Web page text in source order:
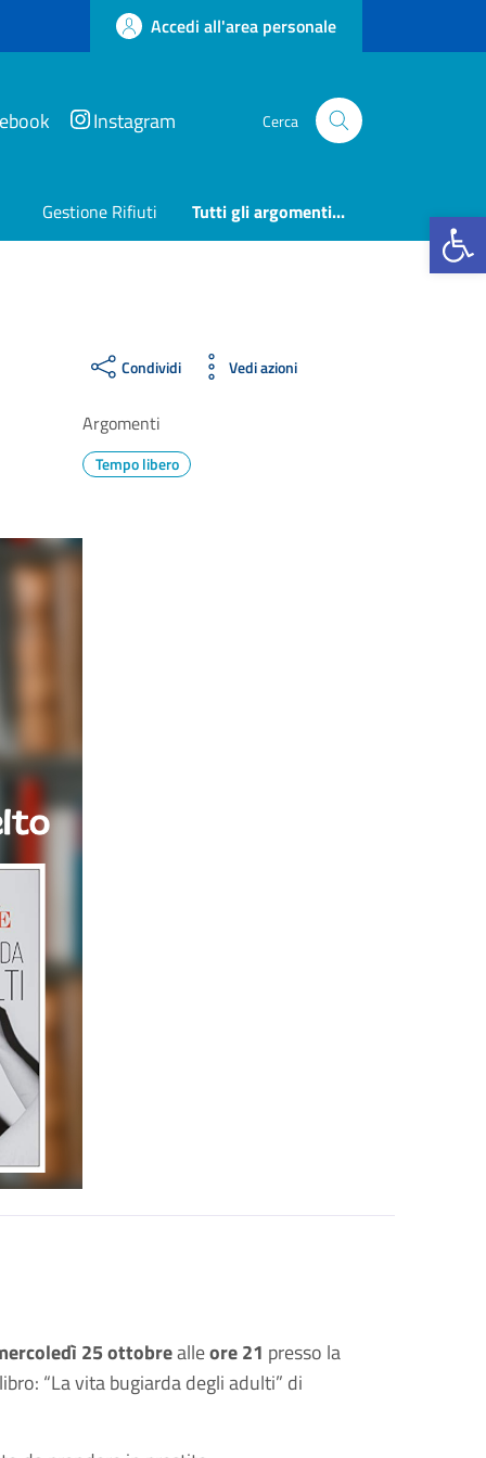
Apri la
Accedi all'area personale
Instagram Cerca
Gestione Rifiuti Tutti gli argomenti...
Condividi Vedi azioni
Argomenti
Tempo libero
25 ottobrealleore 21 presso la
“La vita bugiarda degli adulti” di